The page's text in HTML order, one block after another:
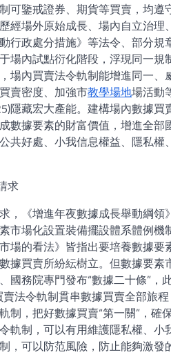
可鑒戒證券、期貨等買賣，
經場外原始成長、場內自立治
行政處分措施》等法令、部分
場內試點衍化階段，浮現同一
場內買賣法令軌制能增進同一
賣密度、加強市教學場地場活動
隱藏宏大產能。建構場內數據
數據要素的財富價值，增進全
共好處、小我信息權益、隱私
求
，《增進年夜數據成長舉動綱
市場化設置裝備擺設體系體例
場的看法》皆指出要培養數據
據買賣所紛紜樹立。但數據要
國務院專門發布“數據二十條”，
法令軌制貫串數據買賣全部旅
制，把好數據買賣“第一關”，
軌制，可以有用維護隱私權、
，可以防范風險，防止能夠激發